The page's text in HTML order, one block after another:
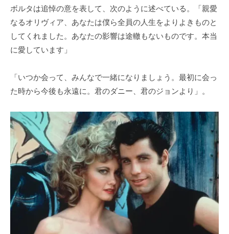
ボルタは追悼の意を表して、次のように述べている。「親愛
なるオリヴィア、あなたは僕ら全員の人生をよりよきものと
してくれました。あなたの影響は途轍もないものです。本当
に愛しています」
「いつか会って、みんなで一緒になりましょう。最初に会っ
た時から今後も永遠に。君のダニー、君のジョンより」。